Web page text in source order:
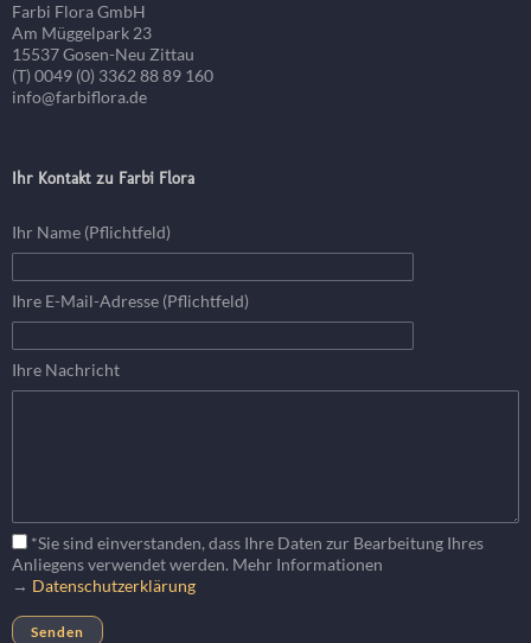
Farbi Flora GmbH
Am Müggelpark 23
15537 Gosen-Neu Zittau
(T) 0049 (0) 3362 88 89 160
info@farbiflora.de
Ihr Kontakt zu Farbi Flora
Ihr Name (Pflichtfeld)
Ihre E-Mail-Adresse (Pflichtfeld)
Ihre Nachricht
*Sie sind einverstanden, dass Ihre Daten zur Bearbeitung Ihres
Anliegens verwendet werden. Mehr Informationen
→ Datenschutzerklärung